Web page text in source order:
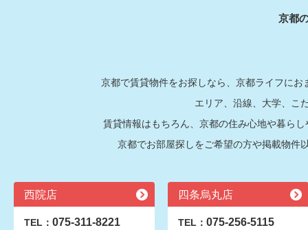
京都
京都で賃貸物件をお探しなら、京都ライフに
エリア、沿線、大学、こ
賃貸情報はもちろん、京都の住み心地や暮ら
京都でお部屋探しをご希望の方や掲載物件
西院店
TEL： 075-311-8221
四条烏丸店
TEL： 075-256-5115